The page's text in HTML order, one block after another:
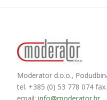
Moderator d.o.o.,
tel. +385 (0) 53 778 074
email: info@moderator.hr